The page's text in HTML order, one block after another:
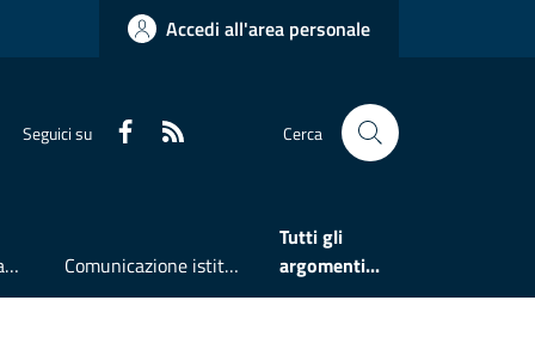
Accedi all'area personale
Seguici su Faceboook Cerca
Accesso all'informazione Comunicazione istituzionale
Tutti gli
argomenti...